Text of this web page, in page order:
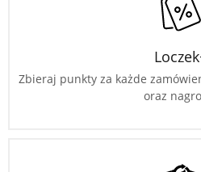
Zbieraj punkty za każde
oraz